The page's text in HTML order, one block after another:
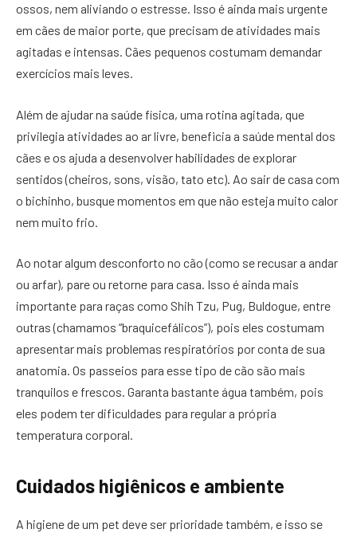
ossos, nem aliviando o estresse. Isso é ainda mais urgente
em cães de maior porte, que precisam de atividades mais
agitadas e intensas. Cães pequenos costumam demandar
exercícios mais leves.
Além de ajudar na saúde física, uma rotina agitada, que
privilegia atividades ao ar livre, beneficia a saúde mental dos
cães e os ajuda a desenvolver habilidades de explorar
sentidos (cheiros, sons, visão, tato etc). Ao sair de casa com
o bichinho, busque momentos em que não esteja muito calor
nem muito frio.
Ao notar algum desconforto no cão (como se recusar a andar
ou arfar), pare ou retorne para casa. Isso é ainda mais
importante para raças como Shih Tzu, Pug, Buldogue, entre
outras (chamamos “braquicefálicos”), pois eles costumam
apresentar mais problemas respiratórios por conta de sua
anatomia. Os passeios para esse tipo de cão são mais
tranquilos e frescos. Garanta bastante água também, pois
eles podem ter dificuldades para regular a própria
temperatura corporal.
Cuidados higiênicos e ambiente
A higiene de um pet deve ser prioridade também, e isso se